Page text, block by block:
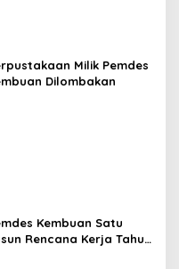
Milik Pemdes
Dilombakan
Kembuan Satu
Rencana Kerja Tahun